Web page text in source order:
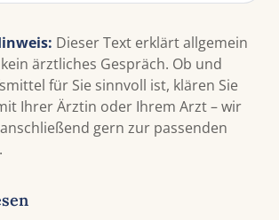
Dieser Text erklärt allgemein
ärztliches Gespräch. Ob und
für Sie sinnvoll ist, klären Sie
Ihrer Ärztin oder Ihrem Arzt – wir
gern zur passenden